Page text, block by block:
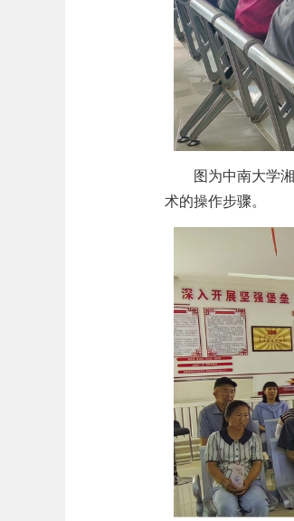
图为中南大学
术的操作步骤。